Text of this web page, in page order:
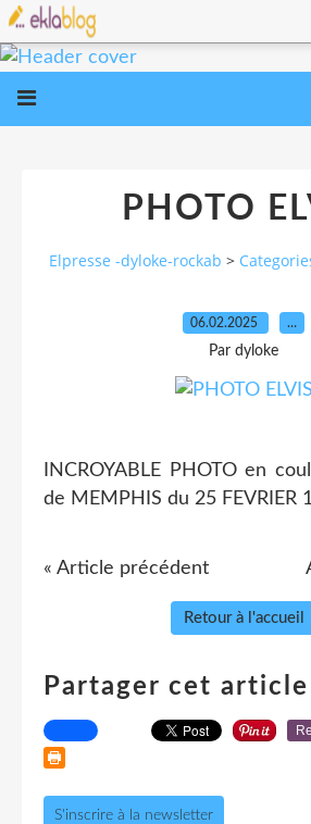
PHOTO
Elpresse -dyloke-rockab >
06.02.2025 …
Par dyloke
INCROYABLE PHOTO en
de MEMPHIS du 25 FEVRIER
« Article précédent
Retour à l'accueil
Partager cet article
S'inscrire à la newsletter